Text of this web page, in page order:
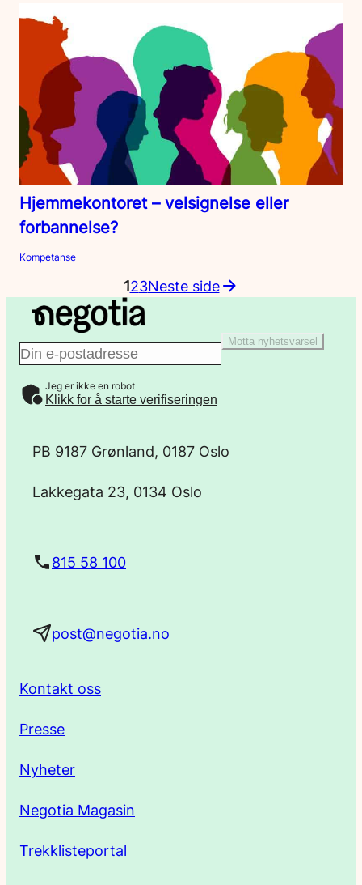
Hjemmekontoret – velsignelse eller
forbannelse?
Kompetanse
123Neste side
E
-
Motta nyhetsvarsel
Jeg er ikke en robot
Klikk for å starte verifiseringen
PB 9187 Grønland, 0187 Oslo
Lakkegata 23, 0134 Oslo
815 58 100
post@negotia.no
Kontakt oss
Presse
Nyheter
Negotia Magasin
Trekklisteportal